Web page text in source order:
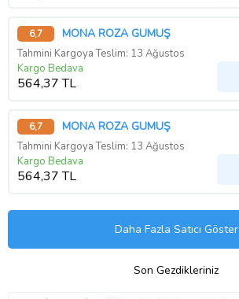
6,7 MONA ROZA GÜMÜŞ
Tahmini Kargoya Teslim: 13 Ağustos
Kargo Bedava
564,37 TL
6,7 MONA ROZA GÜMÜŞ
Tahmini Kargoya Teslim: 13 Ağustos
Kargo Bedava
564,37 TL
Daha Fazla Satıcı Göster
Son Gezdikleriniz